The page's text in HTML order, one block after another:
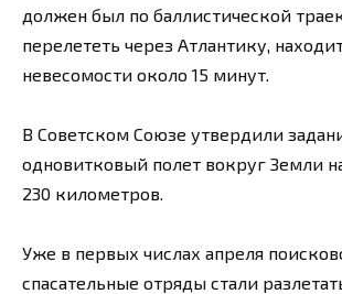
должен был по баллистической
перелететь через Атлантику,
невесомости около 15 минут.
В Советском Союзе утвердили
одновитковый полет вокруг Земли
230 километров.
Уже в первых числах апреля
спасательные отряды стали